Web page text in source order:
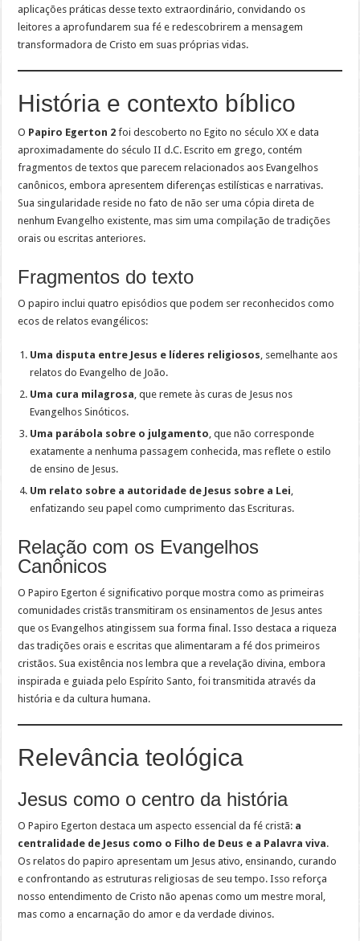
aplicações práticas desse texto extraordinário, convidando os
leitores a aprofundarem sua fé e redescobrirem a mensagem
transformadora de Cristo em suas próprias vidas.
História e contexto bíblico
O Papiro Egerton 2 foi descoberto no Egito no século XX e data
aproximadamente do século II d.C. Escrito em grego, contém
fragmentos de textos que parecem relacionados aos Evangelhos
canônicos, embora apresentem diferenças estilísticas e narrativas.
Sua singularidade reside no fato de não ser uma cópia direta de
nenhum Evangelho existente, mas sim uma compilação de tradições
orais ou escritas anteriores.
Fragmentos do texto
O papiro inclui quatro episódios que podem ser reconhecidos como
ecos de relatos evangélicos:
Uma disputa entre Jesus e líderes religiosos, semelhante aos
relatos do Evangelho de João.
Uma cura milagrosa, que remete às curas de Jesus nos
Evangelhos Sinóticos.
Uma parábola sobre o julgamento, que não corresponde
exatamente a nenhuma passagem conhecida, mas reflete o estilo
de ensino de Jesus.
Um relato sobre a autoridade de Jesus sobre a Lei,
enfatizando seu papel como cumprimento das Escrituras.
Relação com os Evangelhos
Canônicos
O Papiro Egerton é significativo porque mostra como as primeiras
comunidades cristãs transmitiram os ensinamentos de Jesus antes
que os Evangelhos atingissem sua forma final. Isso destaca a riqueza
das tradições orais e escritas que alimentaram a fé dos primeiros
cristãos. Sua existência nos lembra que a revelação divina, embora
inspirada e guiada pelo Espírito Santo, foi transmitida através da
história e da cultura humana.
Relevância teológica
Jesus como o centro da história
O Papiro Egerton destaca um aspecto essencial da fé cristã: a
centralidade de Jesus como o Filho de Deus e a Palavra viva.
Os relatos do papiro apresentam um Jesus ativo, ensinando, curando
e confrontando as estruturas religiosas de seu tempo. Isso reforça
nosso entendimento de Cristo não apenas como um mestre moral,
mas como a encarnação do amor e da verdade divinos.